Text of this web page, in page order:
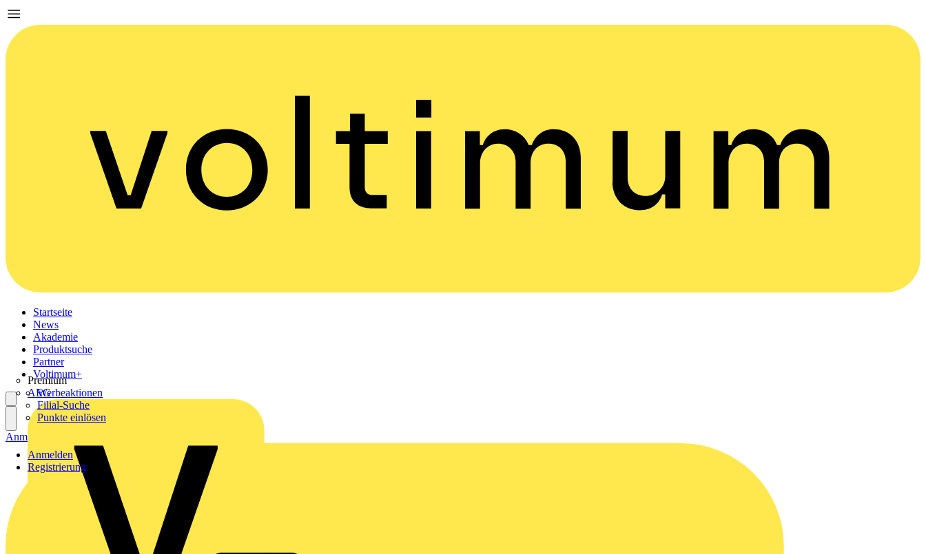
Startseite
News
Akademie
Produktsuche
Partner
Premium
AEG
Voltimum+
Werbeaktionen
Filial-Suche
Punkte einlösen
Anmelden
Registrierung
Anmelden